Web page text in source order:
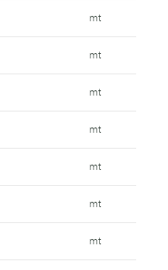
mt
mt
mt
mt
mt
mt
mt